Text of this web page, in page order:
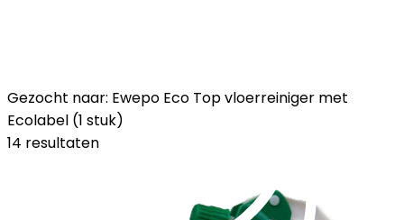
Gezocht naar: Ewepo Eco Top vloerreiniger met
Ecolabel (1 stuk)
14 resultaten